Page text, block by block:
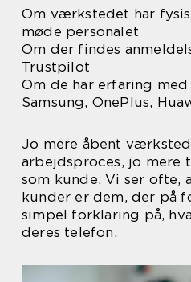
Om værkstedet har
møde personalet
Om der findes
Trustpilot
Om de har erfaring med
Samsung, OnePlus,
Jo mere åbent
arbejdsproces, jo mere
som kunde. Vi ser ofte,
kunder er dem, der på
simpel forklaring på,
deres telefon.